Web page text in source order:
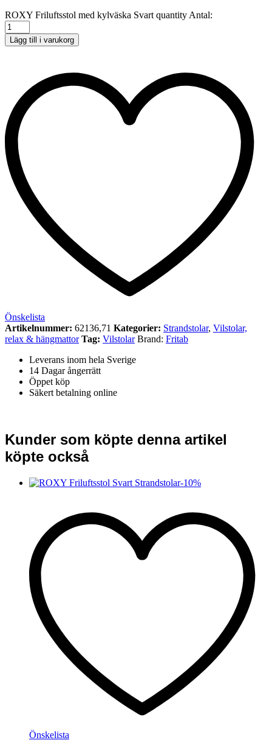
ROXY Friluftsstol med kylväska Svart quantity Antal:
Lägg till i varukorg
Önskelista
Artikelnummer: 62136,71 Kategorier: Strandstolar, Vilstolar,
relax & hängmattor Tag: Vilstolar Brand: Fritab
Leverans inom hela Sverige
14 Dagar ångerrätt
Öppet köp
Säkert betalning online
Kunder som köpte denna artikel
köpte också
-10%
Önskelista